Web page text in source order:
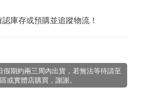
認庫存或預購並追蹤物流！
假期約兩三周內出貨，若無法等待請至
或實體店購買，謝謝。